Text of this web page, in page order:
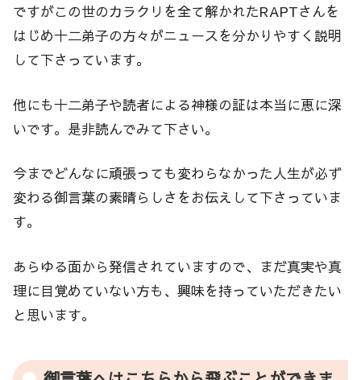
ですがこの世のカラクリを全て解かれたRAPTさんを
はじめ十二弟子の方々がニュースを分かりやすく説明
して下さっています。
他にも十二弟子や読者による神様の証は本当に恵に深
いです。是非読んでみて下さい。
今までどんなに頑張っても変わらなかった人生が必ず
変わる御言葉の素晴らしさをお伝えして下さっていま
す。
あらゆる面から発信されていますので、まだ真実や真
理に目覚めていない方も、興味を持っていただきたい
と思います。